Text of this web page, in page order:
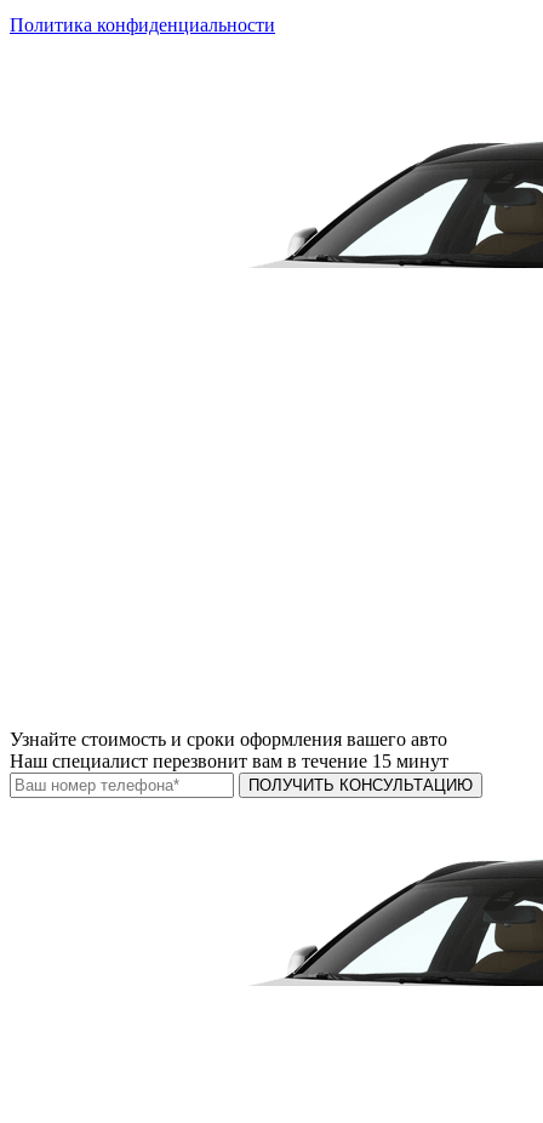
Политика конфиденциальности
Узнайте стоимость и сроки оформления вашего авто
Наш специалист перезвонит вам в течение 15 минут
ПОЛУЧИТЬ КОНСУЛЬТАЦИЮ